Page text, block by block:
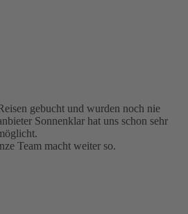
gebucht und wurden noch nie
Sonnenklar hat uns schon sehr
Team macht weiter so.